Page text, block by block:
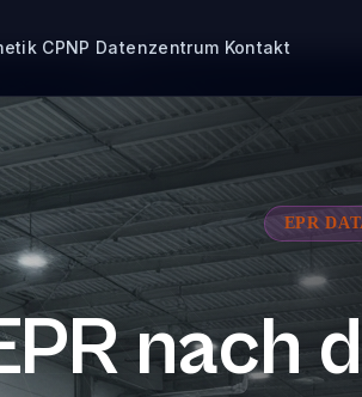
CPNP Datenzentrum Kontakt
EPR
nach